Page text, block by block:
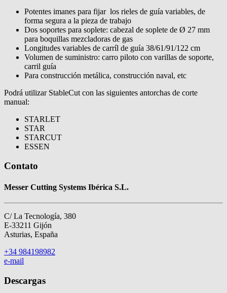
Potentes imanes para fijar los rieles de guía variables, de
forma segura a la pieza de trabajo
Dos soportes para soplete: cabezal de soplete de Ø 27 mm
para boquillas mezcladoras de gas
Longitudes variables de carríl de guía 38/61/91/122 cm
Volumen de suministro: carro piloto con varillas de soporte,
carril guía
Para construcción metálica, construcción naval, etc
Podrá utilizar StableCut con las siguientes antorchas de corte
manual:
STARLET
STAR
STARCUT
ESSEN
Contato
Messer Cutting Systems Ibérica S.L.
C/ La Tecnología, 380
E-33211 Gijón
Asturias, España
+34 984198982
e-mail
Descargas